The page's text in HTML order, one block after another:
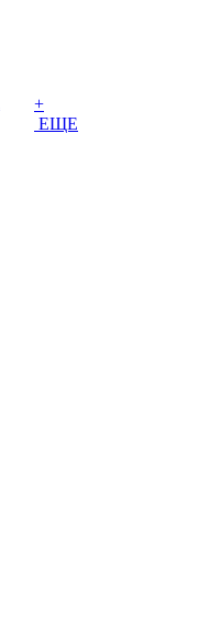
+
ЕЩЕ